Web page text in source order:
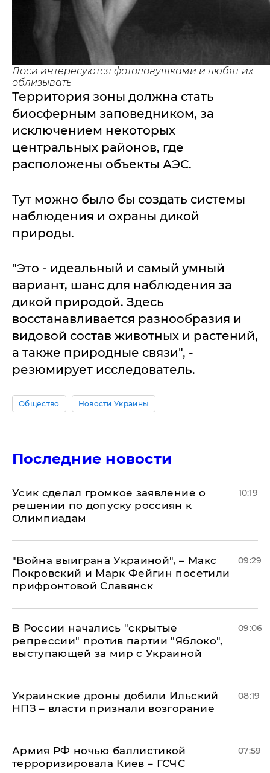
Лоси интересуются фотоловушками и любят их
облизывать
Территория зоны должна стать
биосферным заповедником, за
исключением некоторых
центральных районов, где
расположены объекты АЭС.
Тут можно было бы создать системы
наблюдения и охраны дикой
природы.
"Это - идеальный и самый умный
вариант, шанс для наблюдения за
дикой природой. Здесь
восстанавливается разнообразия и
видовой состав животных и растений,
а также природные связи", -
резюмирует исследователь.
Общество Новости Украины
Последние новости
Усик сделал громкое заявление о
решении по допуску россиян к
Олимпиадам
10:19
"Война выиграна Украиной", – Макс
Покровский и Марк Фейгин посетили
прифронтовой Славянск
09:29
В России начались "скрытые
репрессии" против партии "Яблоко",
выступающей за мир с Украиной
09:06
Украинские дроны добили Ильский
НПЗ – власти признали возгорание
08:19
Армия РФ ночью баллистикой
терроризировала Киев – ГСЧС
07:59